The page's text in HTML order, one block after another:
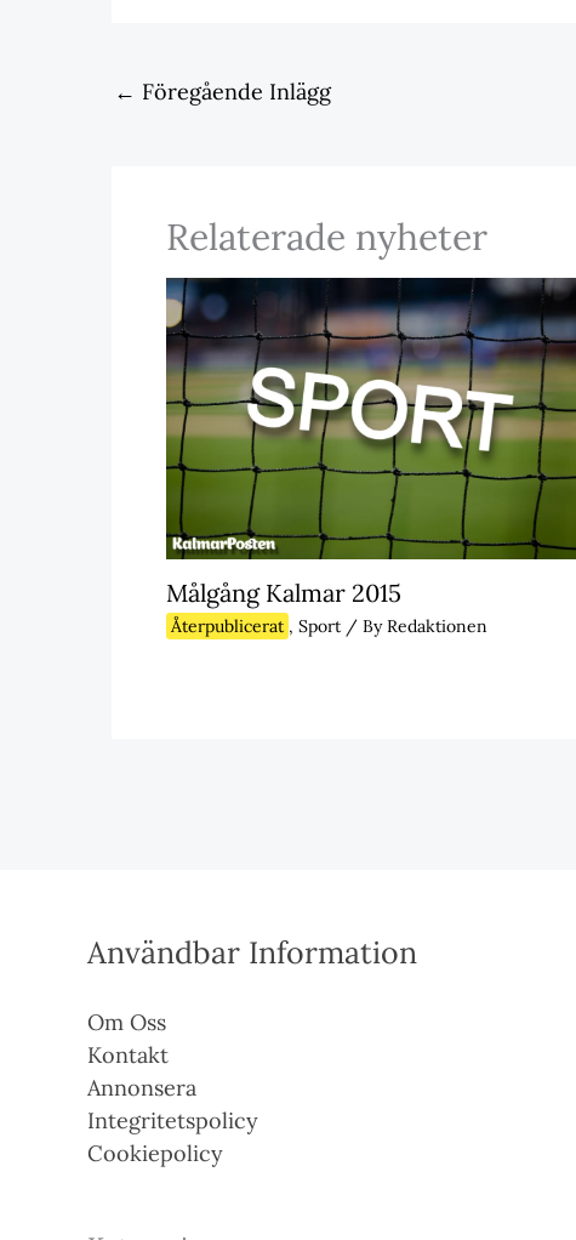
← Föregående Inlägg
Relaterade nyheter
Målgång Kalmar 2015
Återpublicerat , Sport / ByRedaktionen
Användbar Information
Om Oss
Kontakt
Annonsera
Integritetspolicy
Cookiepolicy